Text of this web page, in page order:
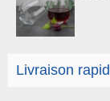
Livraison